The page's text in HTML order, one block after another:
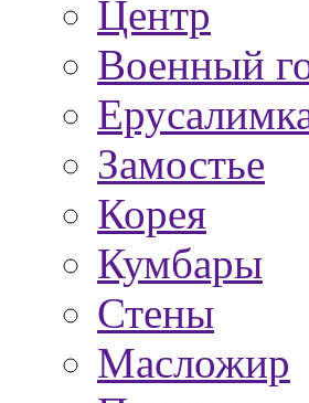
Центр
Военный
Замостье
Корея
Кумбары
Стены
Масложир